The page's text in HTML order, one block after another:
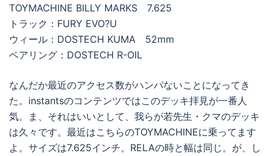
TOYMACHINE BILLY MARKS 7.625
トラック：FURY EVO?U
ウィール：DOSTECH KUMA 52mm
ベアリング：DOSTECH R-OIL
なんだか最近のアクセス数がハンパないことになってき
た。instantsのコンテンツではこのデッキ拝見が一番人
気。ま、それはいいとして、我らが若先生・クマのデッキ
は久々です。最近はこちらのTOYMACHINEに乗ってます
よ。サイズは7.625インチ。RELAの時と幅は同じ。が、し